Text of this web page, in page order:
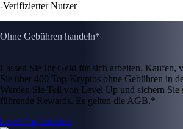
-Verifizierter Nutzer
Ohne Gebühren handeln*
Lassen Sie Ihr Geld für sich arbeiten. Kaufen,
Sie über 400 Top-Kryptos ohne Gebühren in
Werden Sie Teil von Level Up und sichern Sie
führende Rewards. Es gelten die AGB.*
Level Up beitreten